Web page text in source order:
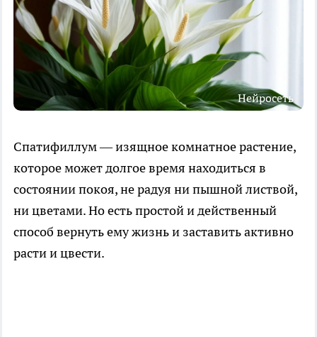
Нейросеть
Спатифиллум — изящное комнатное растение,
которое может долгое время находиться в
состоянии покоя, не радуя ни пышной листвой,
ни цветами. Но есть простой и действенный
способ вернуть ему жизнь и заставить активно
расти и цвести.